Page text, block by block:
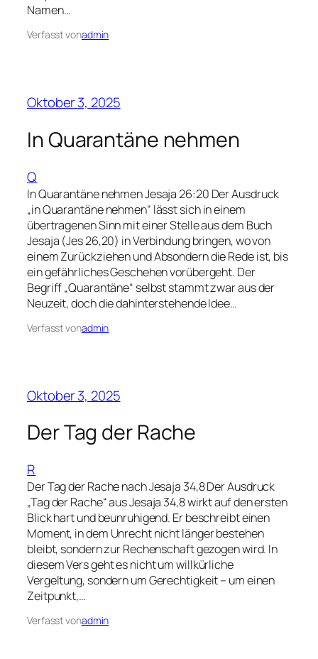
Namen…
Verfasst vonadmin
Oktober 3, 2025
In Quarantäne nehmen
Q
In Quarantäne nehmen Jesaja 26:20 Der Ausdruck
„in Quarantäne nehmen“ lässt sich in einem
übertragenen Sinn mit einer Stelle aus dem Buch
Jesaja (Jes 26,20) in Verbindung bringen, wo von
einem Zurückziehen und Absondern die Rede ist, bis
ein gefährliches Geschehen vorübergeht. Der
Begriff „Quarantäne“ selbst stammt zwar aus der
Neuzeit, doch die dahinterstehende Idee…
Verfasst vonadmin
Oktober 3, 2025
Der Tag der Rache
R
Der Tag der Rache nach Jesaja 34,8 Der Ausdruck
„Tag der Rache“ aus Jesaja 34,8 wirkt auf den ersten
Blick hart und beunruhigend. Er beschreibt einen
Moment, in dem Unrecht nicht länger bestehen
bleibt, sondern zur Rechenschaft gezogen wird. In
diesem Vers geht es nicht um willkürliche
Vergeltung, sondern um Gerechtigkeit – um einen
Zeitpunkt,…
Verfasst vonadmin